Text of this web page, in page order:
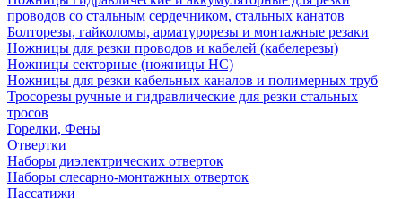
проводов со стальным сердечником, стальных канатов
Болторезы, гайколомы, арматурорезы и монтажные резаки
Ножницы для резки проводов и кабелей (кабелерезы)
Ножницы секторные (ножницы НС)
Ножницы для резки кабельных каналов и полимерных труб
Тросорезы ручные и гидравлические для резки стальных
тросов
Горелки, Фены
Отвертки
Наборы диэлектрических отверток
Наборы слесарно-монтажных отверток
Пассатижи